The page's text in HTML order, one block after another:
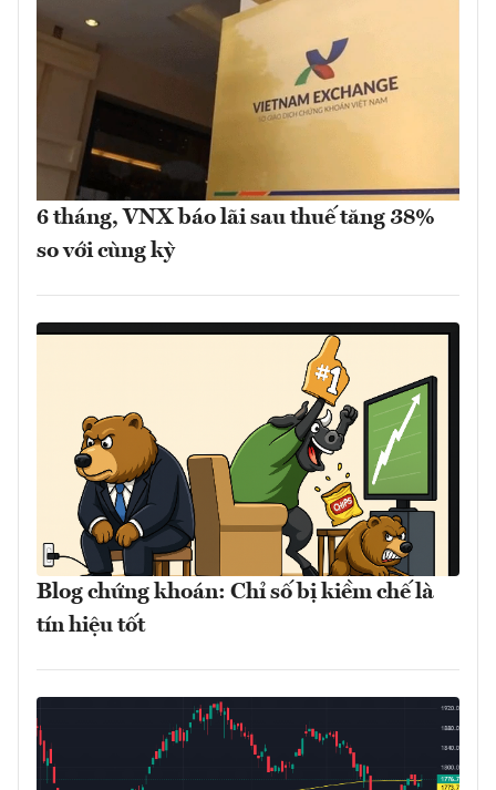
6 tháng, VNX báo lãi sau thuế tăng 38%
so với cùng kỳ
Blog chứng khoán: Chỉ số bị kiềm chế là
tín hiệu tốt